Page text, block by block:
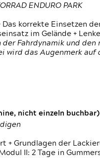
ENDURO PARK
korrekte Einsetzen
im Gelände +
der Fahrdynamik und
wird das Augenmerk
nicht einzeln buchbar)
+ Grundlagen der
II: 2 Tage in